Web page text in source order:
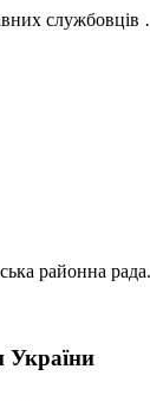
районна
України